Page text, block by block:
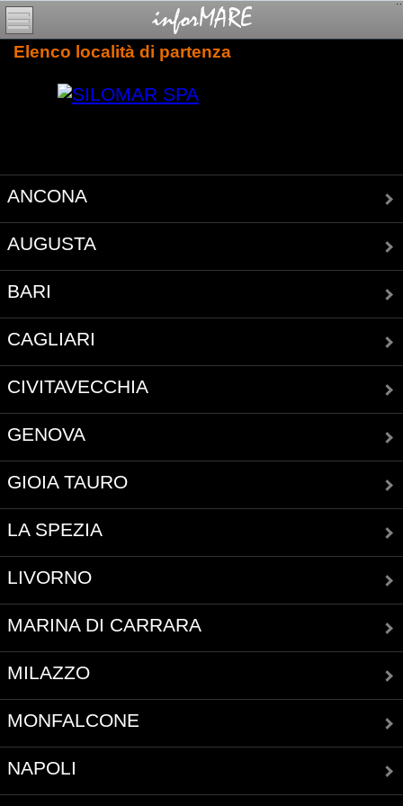
Elenco località di partenza
ANCONA
AUGUSTA
BARI
CAGLIARI
CIVITAVECCHIA
GENOVA
GIOIA TAURO
LA SPEZIA
LIVORNO
MARINA DI CARRARA
MILAZZO
MONFALCONE
NAPOLI